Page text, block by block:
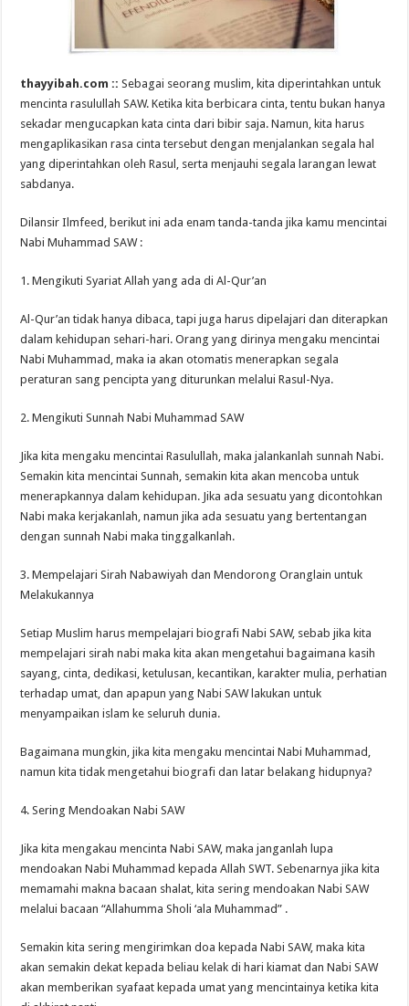
thayyibah.com ::Sebagai seorang muslim, kita diperintahkan untuk
mencinta rasulullah SAW. Ketika kita berbicara cinta, tentu bukan hanya
sekadar mengucapkan kata cinta dari bibir saja. Namun, kita harus
mengaplikasikan rasa cinta tersebut dengan menjalankan segala hal
yang diperintahkan oleh Rasul, serta menjauhi segala larangan lewat
sabdanya.
Dilansir Ilmfeed, berikut ini ada enam tanda-tanda jika kamu mencintai
Nabi Muhammad SAW :
1. Mengikuti Syariat Allah yang ada di Al-Qur’an
Al-Qur’an tidak hanya dibaca, tapi juga harus dipelajari dan diterapkan
dalam kehidupan sehari-hari. Orang yang dirinya mengaku mencintai
Nabi Muhammad, maka ia akan otomatis menerapkan segala
peraturan sang pencipta yang diturunkan melalui Rasul-Nya.
2. Mengikuti Sunnah Nabi Muhammad SAW
Jika kita mengaku mencintai Rasulullah, maka jalankanlah sunnah Nabi.
Semakin kita mencintai Sunnah, semakin kita akan mencoba untuk
menerapkannya dalam kehidupan. Jika ada sesuatu yang dicontohkan
Nabi maka kerjakanlah, namun jika ada sesuatu yang bertentangan
dengan sunnah Nabi maka tinggalkanlah.
3. Mempelajari Sirah Nabawiyah dan Mendorong Oranglain untuk
Melakukannya
Setiap Muslim harus mempelajari biografi Nabi SAW, sebab jika kita
mempelajari sirah nabi maka kita akan mengetahui bagaimana kasih
sayang, cinta, dedikasi, ketulusan, kecantikan, karakter mulia, perhatian
terhadap umat, dan apapun yang Nabi SAW lakukan untuk
menyampaikan islam ke seluruh dunia.
Bagaimana mungkin, jika kita mengaku mencintai Nabi Muhammad,
namun kita tidak mengetahui biografi dan latar belakang hidupnya?
4. Sering Mendoakan Nabi SAW
Jika kita mengakau mencinta Nabi SAW, maka janganlah lupa
mendoakan Nabi Muhammad kepada Allah SWT. Sebenarnya jika kita
memamahi makna bacaan shalat, kita sering mendoakan Nabi SAW
melalui bacaan “Allahumma Sholi ‘ala Muhammad” .
Semakin kita sering mengirimkan doa kepada Nabi SAW, maka kita
akan semakin dekat kepada beliau kelak di hari kiamat dan Nabi SAW
akan memberikan syafaat kepada umat yang mencintainya ketika kita